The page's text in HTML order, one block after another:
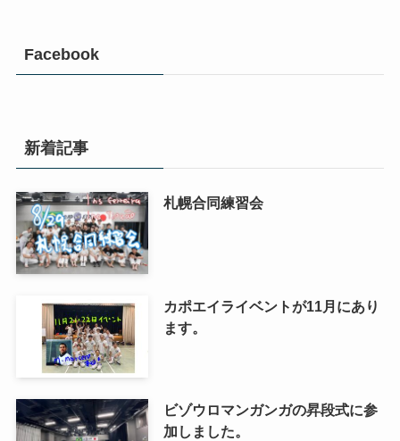
Facebook
新着記事
札幌合同練習会
カポエイライベントが11月にあり
ます。
ビゾウロマンガンガの昇段式に参
加しました。